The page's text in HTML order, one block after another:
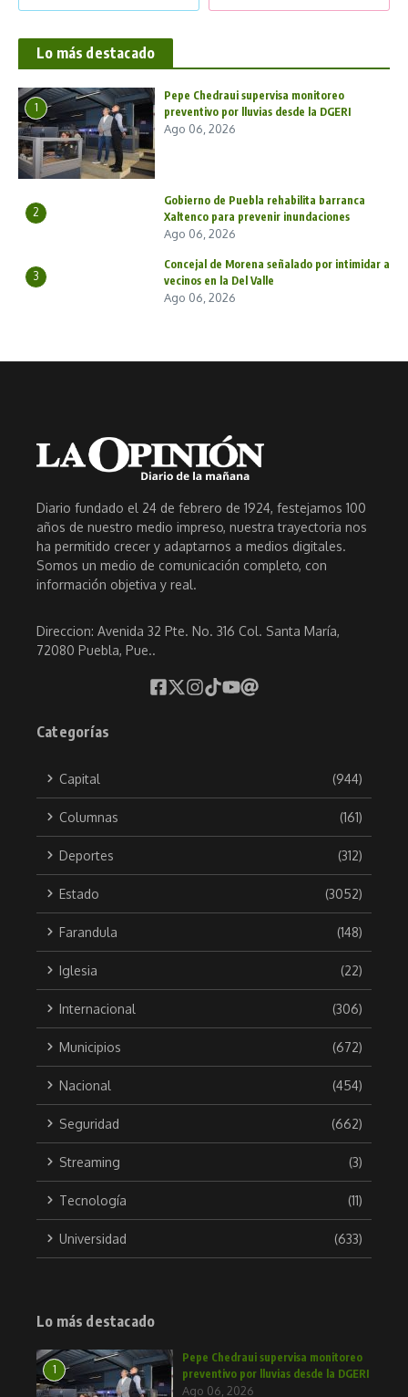
Lo más destacado
1
Pepe Chedraui supervisa monitoreo
preventivo por lluvias desde la DGERI
Ago 06, 2026
2
Gobierno de Puebla rehabilita barranca
Xaltenco para prevenir inundaciones
Ago 06, 2026
3
Concejal de Morena señalado por intimidar a
vecinos en la Del Valle
Ago 06, 2026
Diario fundado el 24 de febrero de 1924, festejamos 100
años de nuestro medio impreso, nuestra trayectoria nos
ha permitido crecer y adaptarnos a medios digitales.
Somos un medio de comunicación completo, con
información objetiva y real.
Direccion: Avenida 32 Pte. No. 316 Col. Santa María,
72080 Puebla, Pue..
Categorías
Capital (944)
Columnas (161)
Deportes (312)
Estado (3052)
Farandula (148)
Iglesia (22)
Internacional (306)
Municipios (672)
Nacional (454)
Seguridad (662)
Streaming (3)
Tecnología (11)
Universidad (633)
Lo más destacado
1
Pepe Chedraui supervisa monitoreo
preventivo por lluvias desde la DGERI
Ago 06, 2026